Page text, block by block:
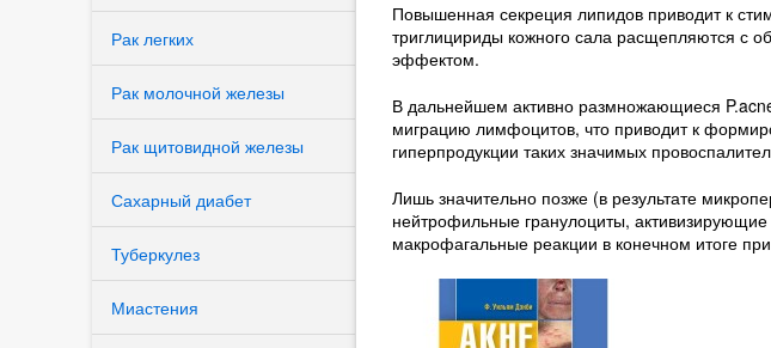
Рак легких
Рак молочной железы
Рак щитовидной железы
Сахарный диабет
Туберкулез
Миастения
Повышенная секреция липидов приводит к
триглицириды кожного сала расщепляются с
эффектом.
В дальнейшем активно размножающиеся
миграцию лимфоцитов, что приводит к
гиперпродукции таких значимых
Лишь значительно позже (в результате
нейтрофильные гранулоциты,
макрофагальные реакции в конечном итоге